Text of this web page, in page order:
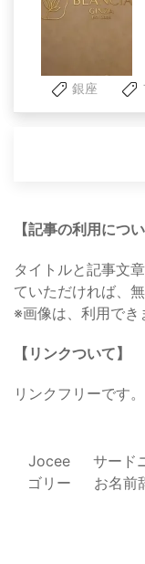
銀座
【記事の利用につい
タイトルと記事文
ていただければ、
※画像は、利用でき
【リンクついて】
リンクフリーです。
Jocee サード
ゴリー
お名前